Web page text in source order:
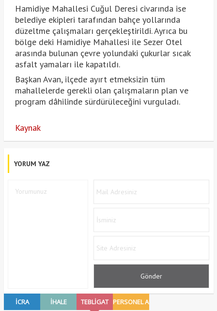
Hamidiye Mahallesi Cuğul Deresi civarında ise
belediye ekipleri tarafından bahçe yollarında
düzeltme çalışmaları gerçekleştirildi. Ayrıca bu
bölge deki Hamidiye Mahallesi ile Sezer Otel
arasında bulunan çevre yolundaki çukurlar sıcak
asfalt yamaları ile kapatıldı.
Başkan Avan, ilçede ayırt etmeksizin tüm
mahallelerde gerekli olan çalışmaların plan ve
program dâhilinde sürdürüleceğini vurguladı.
Kaynak
YORUM YAZ